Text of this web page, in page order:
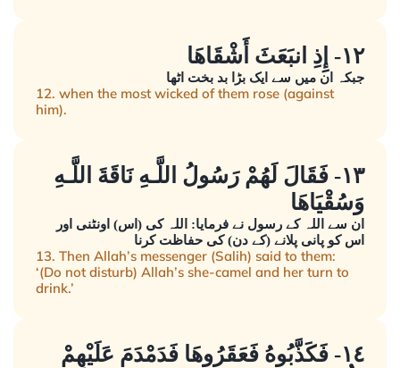
١٢- إِذِ انبَعَثَ أَشْقَاهَا
جبکہ ان میں سے ایک بڑا بد بخت اٹھا
12. when the most wicked of them rose (against
him).
١٣- فَقَالَ لَهُمْ رَسُولُ اللَّـهِ نَاقَةَ اللَّـهِ
وَسُقْيَاهَا
ان سے اللہ کے رسول نے فرمایا: اللہ کی (اس) اونٹنی اور
اس کو پانی پلانے (کے دن) کی حفاظت کرنا
13. Then Allah’s messenger (Salih) said to them:
‘(Do not disturb) Allah’s she-camel and her turn to
drink.’
١٤- فَكَذَّبُوهُ فَعَقَرُوهَا فَدَمْدَمَ عَلَيْهِمْ